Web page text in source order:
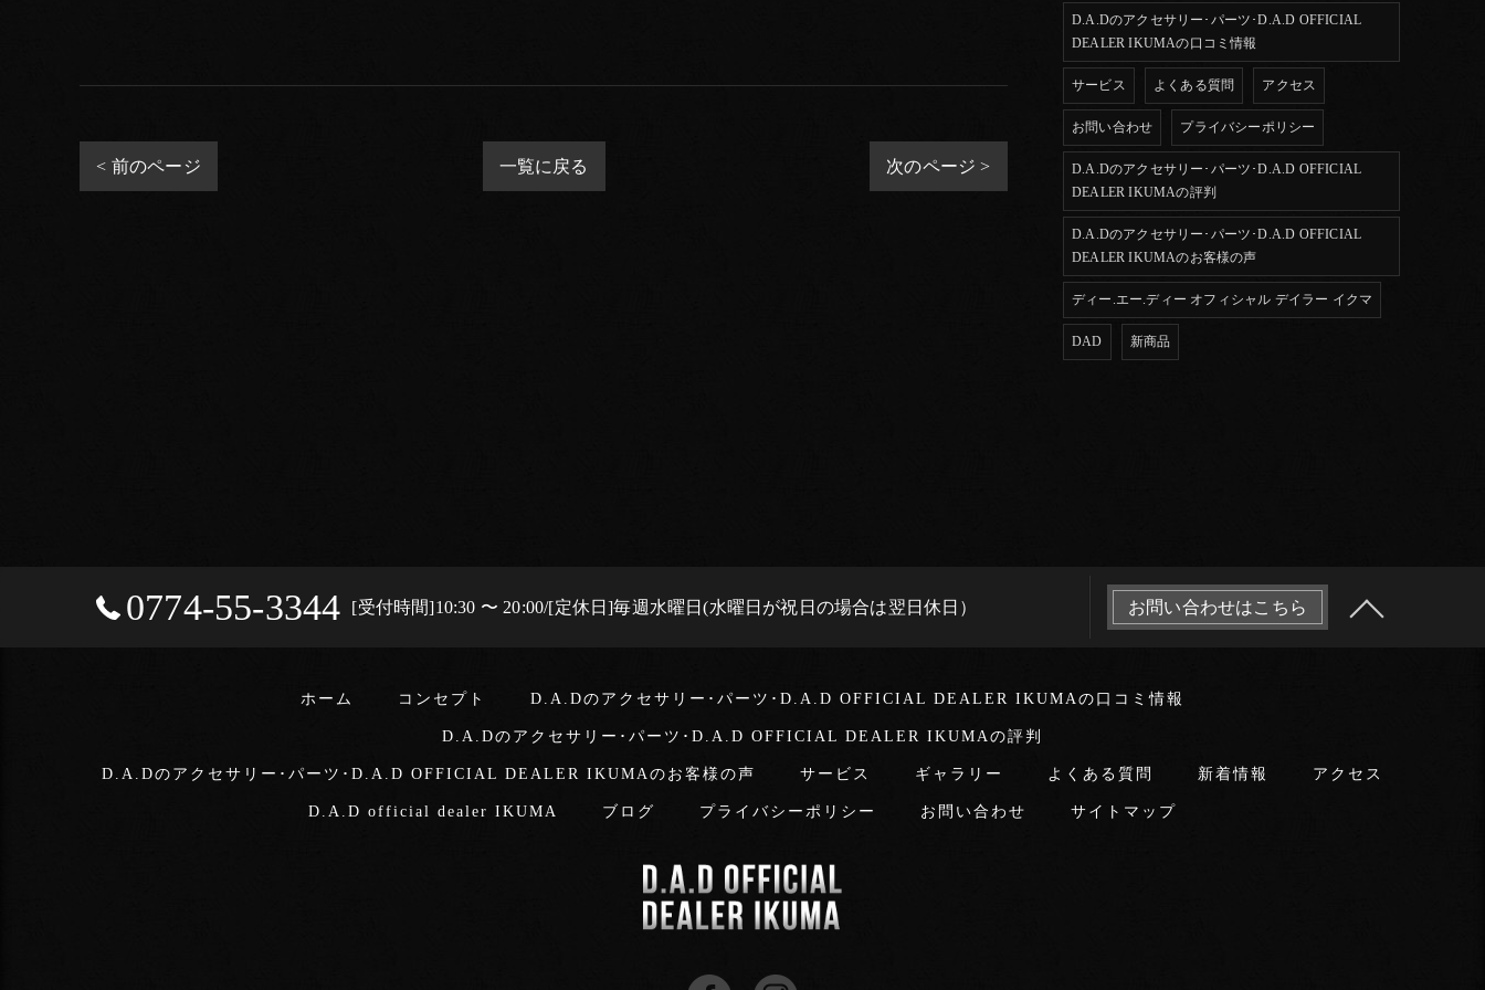
< 前のページ 一覧に戻る 次のページ >
D.A.Dのアクセサリー･パーツ･D.A.D OFFICIAL
DEALER IKUMAの口コミ情報
サービス よくある質問 アクセス
お問い合わせ プライバシーポリシー
D.A.Dのアクセサリー･パーツ･D.A.D OFFICIAL
DEALER IKUMAの評判
D.A.Dのアクセサリー･パーツ･D.A.D OFFICIAL
DEALER IKUMAのお客様の声
ディー.エー.ディー オフィシャル デイラー イクマ
DAD 新商品
0774-55-3344 [受付時間]10:30 〜 20:00/[定休日]毎週水曜日(水曜日が祝日の場合は翌日休日） お問い合わせはこちら
ホーム コンセプト D.A.Dのアクセサリー･パーツ･D.A.D OFFICIAL DEALER IKUMAの口コミ情報
D.A.Dのアクセサリー･パーツ･D.A.D OFFICIAL DEALER IKUMAの評判
D.A.Dのアクセサリー･パーツ･D.A.D OFFICIAL DEALER IKUMAのお客様の声 サービス ギャラリー よくある質問 新着情報 アクセス
D.A.D official dealer IKUMA ブログ プライバシーポリシー お問い合わせ サイトマップ